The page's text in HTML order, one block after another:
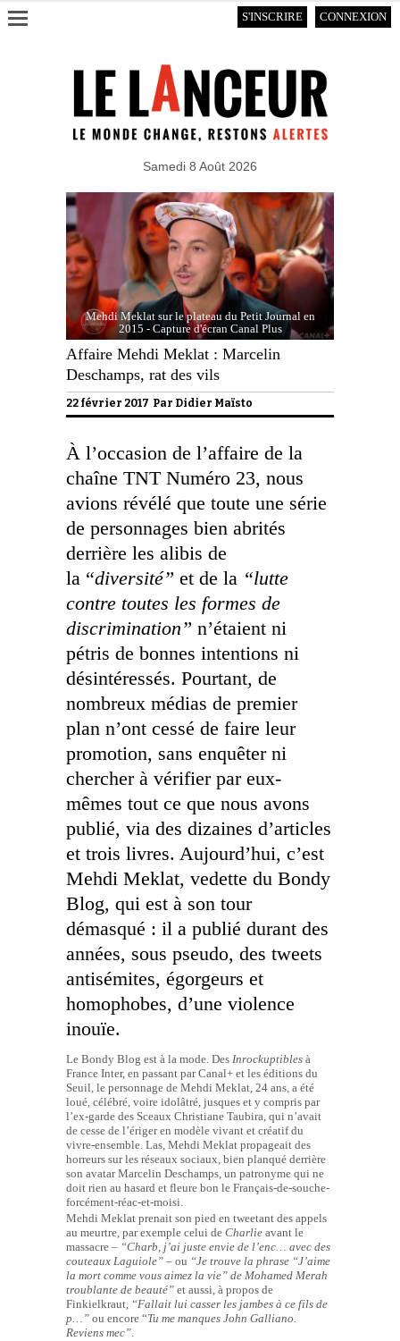
S'INSCRIRE CONNEXION
Samedi 8 Août 2026
Mehdi Meklat sur le plateau du Petit Journal en
2015 - Capture d'écran Canal Plus
Affaire Mehdi Meklat : Marcelin
Deschamps, rat des vils
22 février 2017 Par Didier Maïsto
À l’occasion de l’affaire de la
chaîne TNT Numéro 23, nous
avions révélé que toute une série
de personnages bien abrités
derrière les alibis de
la “diversité” et de la “lutte
contre toutes les formes de
discrimination” n’étaient ni
pétris de bonnes intentions ni
désintéressés. Pourtant, de
nombreux médias de premier
plan n’ont cessé de faire leur
promotion, sans enquêter ni
chercher à vérifier par eux-
mêmes tout ce que nous avons
publié, via des dizaines d’articles
et trois livres. Aujourd’hui, c’est
Mehdi Meklat, vedette du Bondy
Blog, qui est à son tour
démasqué : il a publié durant des
années, sous pseudo, des tweets
antisémites, égorgeurs et
homophobes, d’une violence
inouïe.
Le Bondy Blog est à la mode. Des Inrockuptibles à
France Inter, en passant par Canal+ et les éditions du
Seuil, le personnage de Mehdi Meklat, 24 ans, a été
loué, célébré, voire idolâtré, jusques et y compris par
l’ex-garde des Sceaux Christiane Taubira, qui n’avait
de cesse de l’ériger en modèle vivant et créatif du
vivre-ensemble. Las, Mehdi Meklat propageait des
horreurs sur les réseaux sociaux, bien planqué derrière
son avatar Marcelin Deschamps, un patronyme qui ne
doit rien au hasard et fleure bon le Français-de-souche-
forcément-réac-et-moisi.
Mehdi Meklat prenait son pied en tweetant des appels
au meurtre, par exemple celui de Charlie avant le
massacre – “Charb, j’ai juste envie de l’enc… avec des
couteaux Laguiole” – ou “Je trouve la phrase “J’aime
la mort comme vous aimez la vie” de Mohamed Merah
troublante de beauté” et aussi, à propos de
Finkielkraut, “Fallait lui casser les jambes à ce fils de
p…” ou encore “Tu me manques John Galliano.
Reviens mec”.